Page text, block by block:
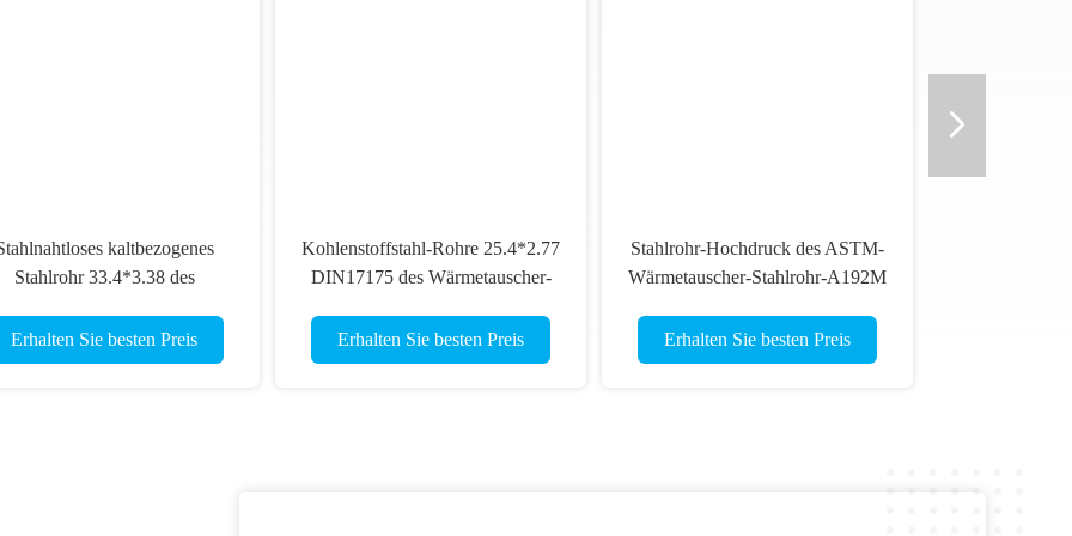
kaltbezogenes
Stahlrohr 33.4*3.38 des
rohr-ST45.8
Erhalten Sie besten Preis
Kohlenstoffstahl-Rohre 25.4*2.77
DIN17175 des Wärmetauscher-
Erhalten Sie besten Preis
Stahlrohr-Hochdruck des ASTM-
Wärmetauscher-Stahlrohr-A192M
Erhalten Sie besten Preis